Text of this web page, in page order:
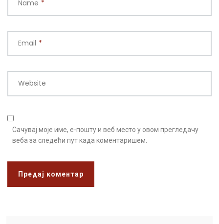
Name *
Email *
Website
Сачувај моје име, е-пошту и веб место у овом прегледачу
веба за следећи пут када коментаришем.